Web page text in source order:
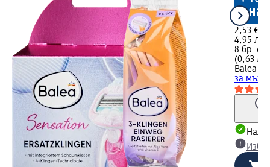
2,53 €
4,95 лв.
8 бр.
(0,63
Balea
за мъже